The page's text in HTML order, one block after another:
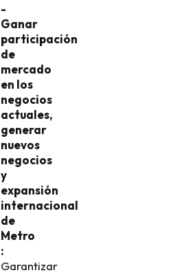
-
Ganar
participación
de
mercado
en los
negocios
actuales,
generar
nuevos
negocios
y
expansión
internacional
de
Metro
:
Garantizar